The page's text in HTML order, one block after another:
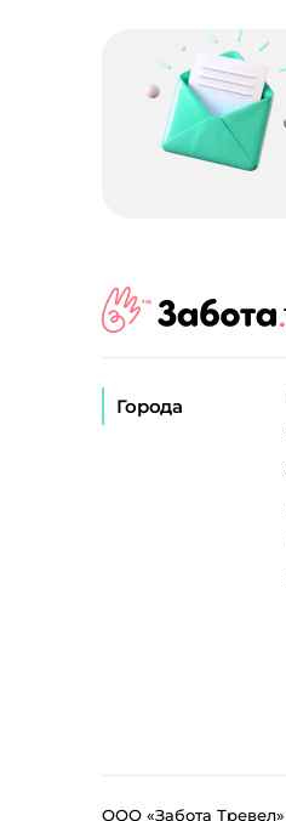
Города
ООО «Забота Тревел»